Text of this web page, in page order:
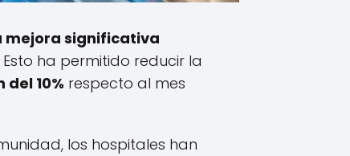
mejora significativa
ha permitido reducir la
10% respecto al mes
los hospitales han